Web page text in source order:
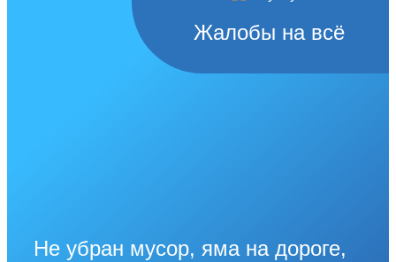
Жалобы на всё
Не убран мусор, яма на дороге,